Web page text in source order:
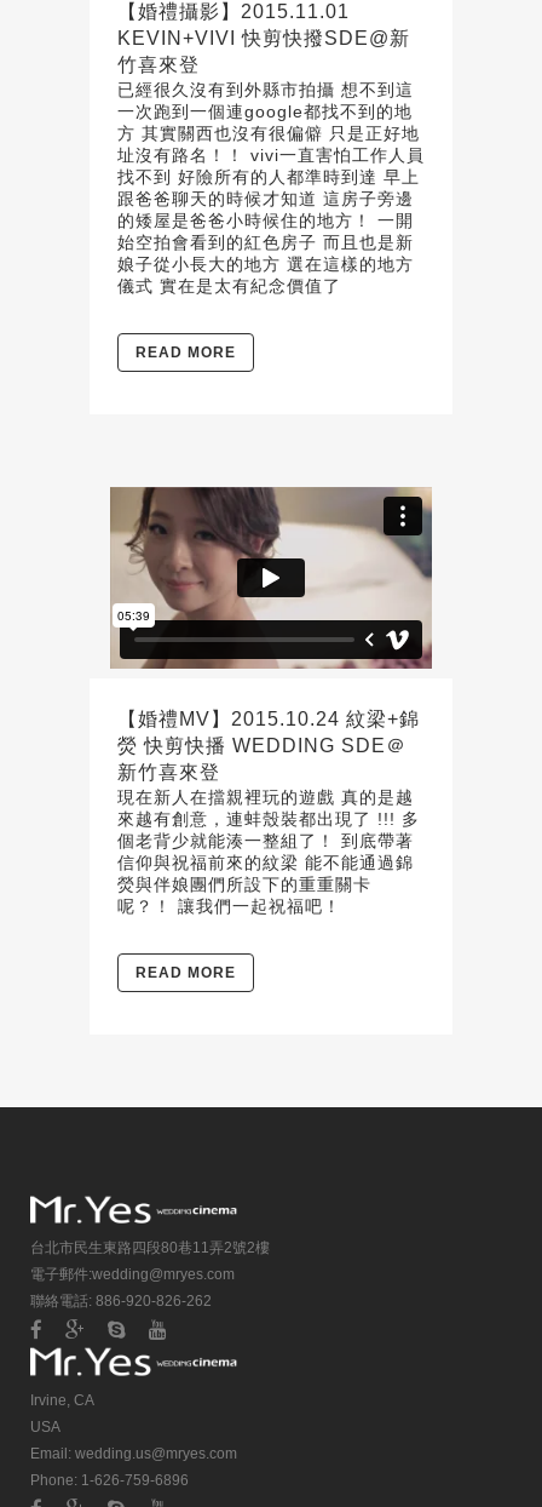
【婚禮攝影】2015.11.01
KEVIN+VIVI 快剪快撥SDE@新
竹喜來登
已經很久沒有到外縣市拍攝 想不到這
一次跑到一個連google都找不到的地
方 其實關西也沒有很偏僻 只是正好地
址沒有路名！！ vivi一直害怕工作人員
找不到 好險所有的人都準時到達 早上
跟爸爸聊天的時候才知道 這房子旁邊
的矮屋是爸爸小時候住的地方！ 一開
始空拍會看到的紅色房子 而且也是新
娘子從小長大的地方 選在這樣的地方
儀式 實在是太有紀念價值了
READ MORE
【婚禮MV】2015.10.24 紋梁+錦
熒 快剪快播 WEDDING SDE＠
新竹喜來登
現在新人在擋親裡玩的遊戲 真的是越
來越有創意，連蚌殼裝都出現了 !!! 多
個老背少就能湊一整組了！ 到底帶著
信仰與祝福前來的紋梁 能不能通過錦
熒與伴娘團們所設下的重重關卡
呢？！ 讓我們一起祝福吧！
READ MORE
台北市民生東路四段80巷11弄2號2樓
電子郵件:wedding@mryes.com
聯絡電話: 886-920-826-262
Irvine, CA
USA
Email: wedding.us@mryes.com
Phone: 1-626-759-6896